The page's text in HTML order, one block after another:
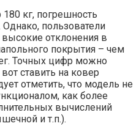
кг, погрешность
Однако, пользователи
отклонения в
покрытия – чем
Точных цифр можно
ставить на ковер
отметить, что модель не
как более
вычислений
и т.п.).